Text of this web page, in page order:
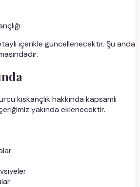
içerikle güncellenecektir. Şu anda
kıskançlık hakkında kapsamlı
yakında eklenecektir.